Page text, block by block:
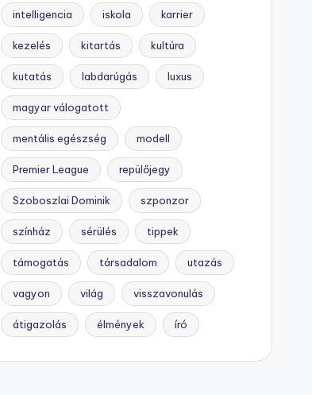
intelligencia iskola karrier
kezelés kitartás kultúra
kutatás labdarúgás luxus
magyar válogatott
mentális egészség modell
Premier League repülőjegy
Szoboszlai Dominik szponzor
színház sérülés tippek
támogatás társadalom utazás
vagyon világ visszavonulás
átigazolás élmények író